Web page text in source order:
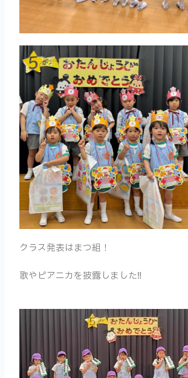
クラス発表はまつ組！
歌やピアニカを披露しました‼